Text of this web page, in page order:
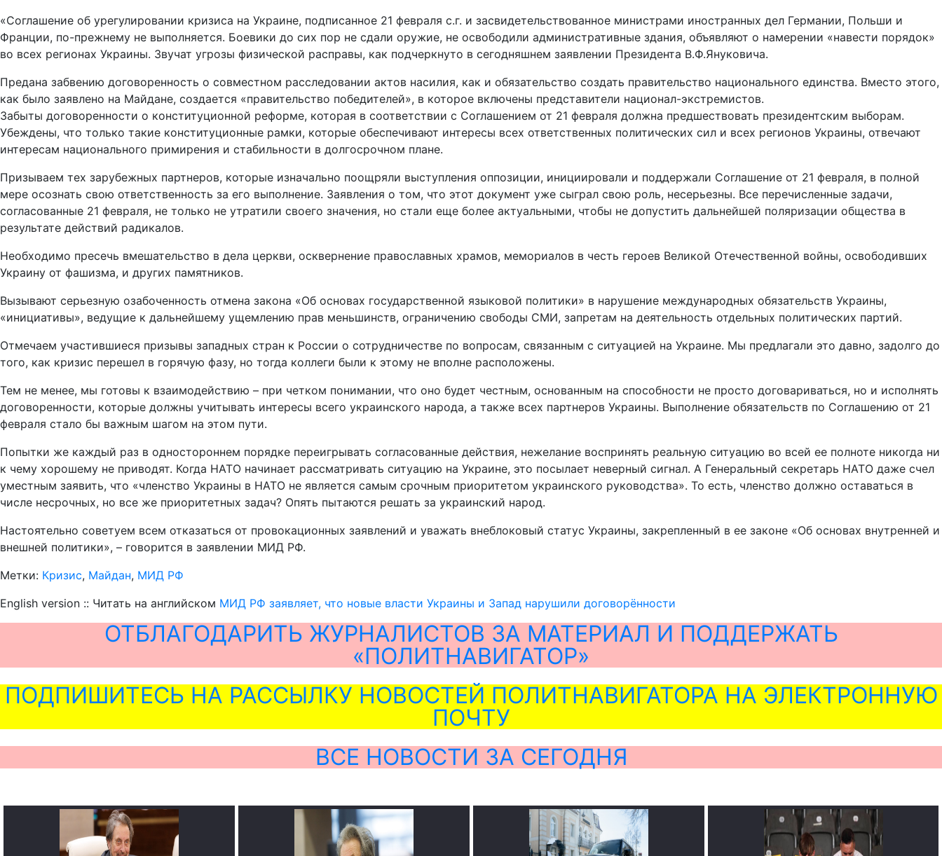
«Соглашение об урегулировании кризиса на Украине, подписанное 21 февраля с.г. и засвидетельствованное министрами иностранных дел Германии, Польши и
Франции, по-прежнему не выполняется. Боевики до сих пор не сдали оружие, не освободили административные здания, объявляют о намерении «навести порядок»
во всех регионах Украины. Звучат угрозы физической расправы, как подчеркнуто в сегодняшнем заявлении Президента В.Ф.Януковича.
Предана забвению договоренность о совместном расследовании актов насилия, как и обязательство создать правительство национального единства. Вместо этого,
как было заявлено на Майдане, создается «правительство победителей», в которое включены представители национал-экстремистов.
Забыты договоренности о конституционной реформе, которая в соответствии с Соглашением от 21 февраля должна предшествовать президентским выборам.
Убеждены, что только такие конституционные рамки, которые обеспечивают интересы всех ответственных политических сил и всех регионов Украины, отвечают
интересам национального примирения и стабильности в долгосрочном плане.
Призываем тех зарубежных партнеров, которые изначально поощряли выступления оппозиции, инициировали и поддержали Соглашение от 21 февраля, в полной
мере осознать свою ответственность за его выполнение. Заявления о том, что этот документ уже сыграл свою роль, несерьезны. Все перечисленные задачи,
согласованные 21 февраля, не только не утратили своего значения, но стали еще более актуальными, чтобы не допустить дальнейшей поляризации общества в
результате действий радикалов.
Необходимо пресечь вмешательство в дела церкви, осквернение православных храмов, мемориалов в честь героев Великой Отечественной войны, освободивших
Украину от фашизма, и других памятников.
Вызывают серьезную озабоченность отмена закона «Об основах государственной языковой политики» в нарушение международных обязательств Украины,
«инициативы», ведущие к дальнейшему ущемлению прав меньшинств, ограничению свободы СМИ, запретам на деятельность отдельных политических партий.
Отмечаем участившиеся призывы западных стран к России о сотрудничестве по вопросам, связанным с ситуацией на Украине. Мы предлагали это давно, задолго до
того, как кризис перешел в горячую фазу, но тогда коллеги были к этому не вполне расположены.
Тем не менее, мы готовы к взаимодействию – при четком понимании, что оно будет честным, основанным на способности не просто договариваться, но и исполнять
договоренности, которые должны учитывать интересы всего украинского народа, а также всех партнеров Украины. Выполнение обязательств по Соглашению от 21
февраля стало бы важным шагом на этом пути.
Попытки же каждый раз в одностороннем порядке переигрывать согласованные действия, нежелание воспринять реальную ситуацию во всей ее полноте никогда ни
к чему хорошему не приводят. Когда НАТО начинает рассматривать ситуацию на Украине, это посылает неверный сигнал. А Генеральный секретарь НАТО даже счел
уместным заявить, что «членство Украины в НАТО не является самым срочным приоритетом украинского руководства». То есть, членство должно оставаться в
числе несрочных, но все же приоритетных задач? Опять пытаются решать за украинский народ.
Настоятельно советуем всем отказаться от провокационных заявлений и уважать внеблоковый статус Украины, закрепленный в ее законе «Об основах внутренней и
внешней политики», – говорится в заявлении МИД РФ.
Метки: Кризис, Майдан, МИД РФ
English version :: Читать на английском МИД РФ заявляет, что новые власти Украины и Запад нарушили договорённости
ОТБЛАГОДАРИТЬ ЖУРНАЛИСТОВ ЗА МАТЕРИАЛ И ПОДДЕРЖАТЬ
«ПОЛИТНАВИГАТОР»
ПОДПИШИТЕСЬ НА РАССЫЛКУ НОВОСТЕЙ ПОЛИТНАВИГАТОРА НА ЭЛЕКТРОННУЮ
ПОЧТУ
ВСЕ НОВОСТИ ЗА СЕГОДНЯ